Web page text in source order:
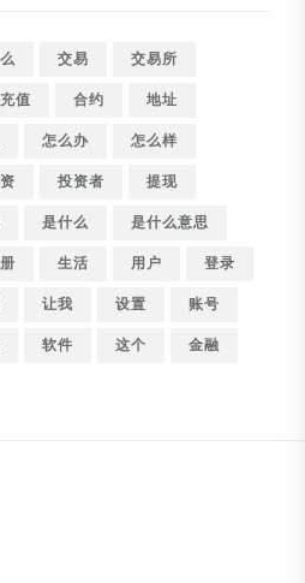
么 交易
交易所
充值 合约
地址
怎么办
怎么样
投资 投资者
提现
是什么
是什么意思
注册 生活 用户
登录
让我 设置
账号
软件 这个
金融